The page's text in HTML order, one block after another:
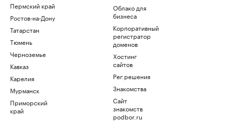
Пермский край
Ростов-на-Дону
Татарстан
Тюмень
Черноземье
Кавказ
Карелия
Мурманск
Приморский
край
Облако для
бизнеса
Корпоративный
регистратор
доменов
Хостинг
сайтов
Рег.решения
Знакомства
Сайт
знакомств
podbor.ru